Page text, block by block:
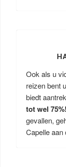
Ook als u
reizen bent
biedt
tot wel 75%!
gevallen,
Capelle aan